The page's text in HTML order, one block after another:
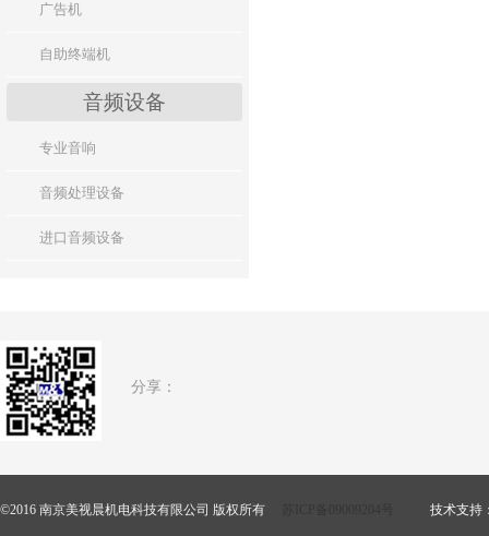
广告机
自助终端机
音频设备
专业音响
音频处理设备
进口音频设备
分享：
©2016 南京美视晨机电科技有限公司 版权所有 技术支持